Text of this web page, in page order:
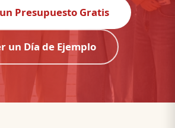
Presupuesto Gratis
un Día de Ejemplo